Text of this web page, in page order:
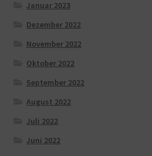
Januar 2023
Dezember 2022
November 2022
Oktober 2022
September 2022
August 2022
Juli 2022
Juni 2022